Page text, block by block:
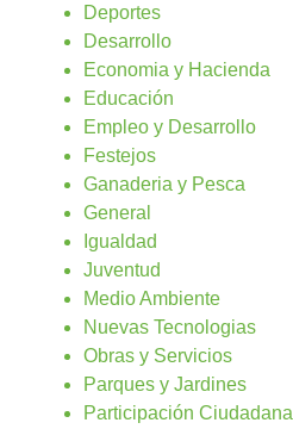
Deportes
Desarrollo
Economia y Hacienda
Educación
Empleo y Desarrollo
Festejos
Ganaderia y Pesca
General
Igualdad
Juventud
Medio Ambiente
Nuevas Tecnologias
Obras y Servicios
Parques y Jardines
Participación Ciudadana